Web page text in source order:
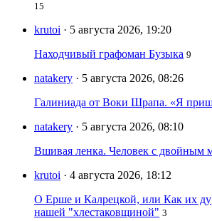
15
krutoi · 5 августа 2026, 19:20
Находчивый графоман Бузыка 9
natakery · 5 августа 2026, 08:26
Галиниада от Воки Шрапа. «Я
natakery · 5 августа 2026, 08:10
Вшивая ленка. Человек с двойным
krutoi · 4 августа 2026, 18:12
О Ерше и Калрецкой, или Как их
нашей "хлестаковщиной" 3